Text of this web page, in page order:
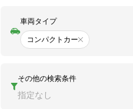
車両タイプ
コンパクトカー
その他の検索条件
指定なし